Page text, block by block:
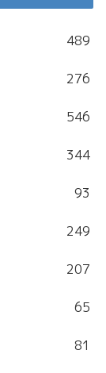
489
276
546
344
93
249
207
65
81